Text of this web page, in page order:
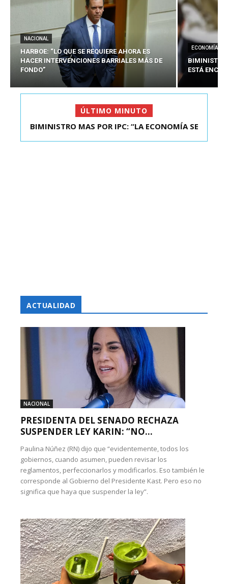
NACIONAL
HARBOE: “LO QUE SE REQUIERE AHORA ES
HACER INTERVENCIONES BARRIALES MÁS DE
FONDO”
ECONOMÍA
BIMINISTRO
ESTÁ
ÚLTIMO MINUTO
KAST SE REUNIÓ CON EL PRESIDENTE ELECTO DE
BIMINISTRO MAS POR IPC: “LA ECONOMÍA SE
ACTUALIDAD
NACIONAL
PRESIDENTA DEL SENADO RECHAZA
SUSPENDER LEY KARIN: “NO...
Paulina Núñez (RN) dijo que “evidentemente, todos los
gobiernos, cuando asumen, pueden revisar los
reglamentos, perfeccionarlos y modificarlos. Eso también le
corresponde al Gobierno del Presidente Kast. Pero eso no
significa que haya que suspender la ley”.